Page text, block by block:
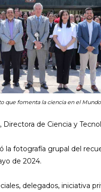
que fomenta la ciencia en el Mundo.
Directora de Ciencia y
la fotografía grupal del
de 2024.
delegados, iniciativa